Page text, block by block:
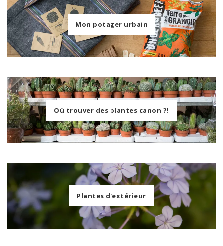
Mon potager urbain
Où trouver des plantes canon ?!
Plantes d'extérieur